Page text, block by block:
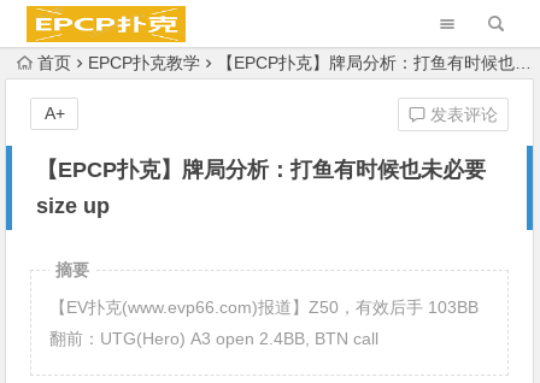
首页 EPCP扑克教学 【EPCP扑克】牌局分析：打鱼有时候也未必要size up
【EPCP扑克】牌局分析：打鱼有时候也未必要
size up
发表评论
A+
摘要
【EV扑克(www.evp66.com)报道】Z50，有效后手 103BB
翻前：UTG(Hero) A3 open 2.4BB, BTN call